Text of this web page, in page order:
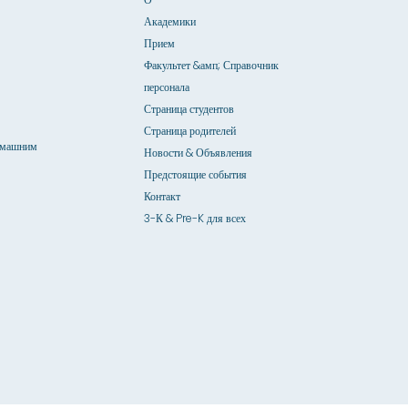
Академики
Прием
Факультет &амп; Справочник
персонала
Страница студентов
Страница родителей
Новости & Объявления
Предстоящие события
Контакт
3-К & Pre-K для всех